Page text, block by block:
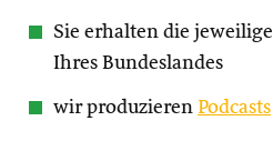
Sie erhalten die jeweilige
Ihres Bundeslandes
wir produzieren Podcasts